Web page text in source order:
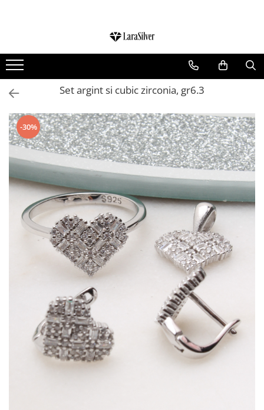
CERCEI ARGINT
BRATARI ARGINT
COLIERE ARGINT
LANTISOARE ARGINT
CRUCIULITE SI ICONITE ARGINT
PANDANTIVE ARGINT
BROSE ARGINT
VERIGHETE ARGINT
BIJUTERII ARGINT PENTRU COPII
BIJUTERII ARGINT PENTRU BARBATI
INELE ARGINT
marime reglabila
marimea 49
marimea 50
marimea 51
marimea 52
Set argint si cubic zirconia, gr6.3
-30%